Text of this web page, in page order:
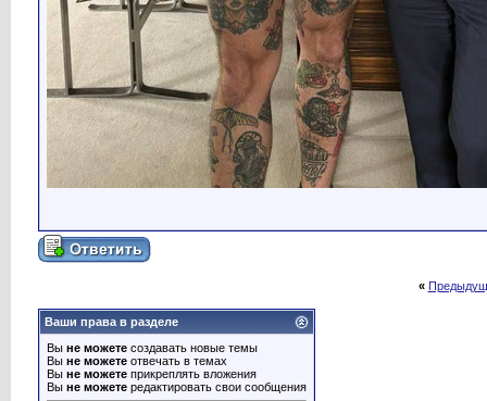
«
Ваши права в разделе
Вы не можете создавать новые темы
Вы не можете отвечать в темах
Вы не можете прикреплять вложения
Вы не можете редактировать свои сообщения